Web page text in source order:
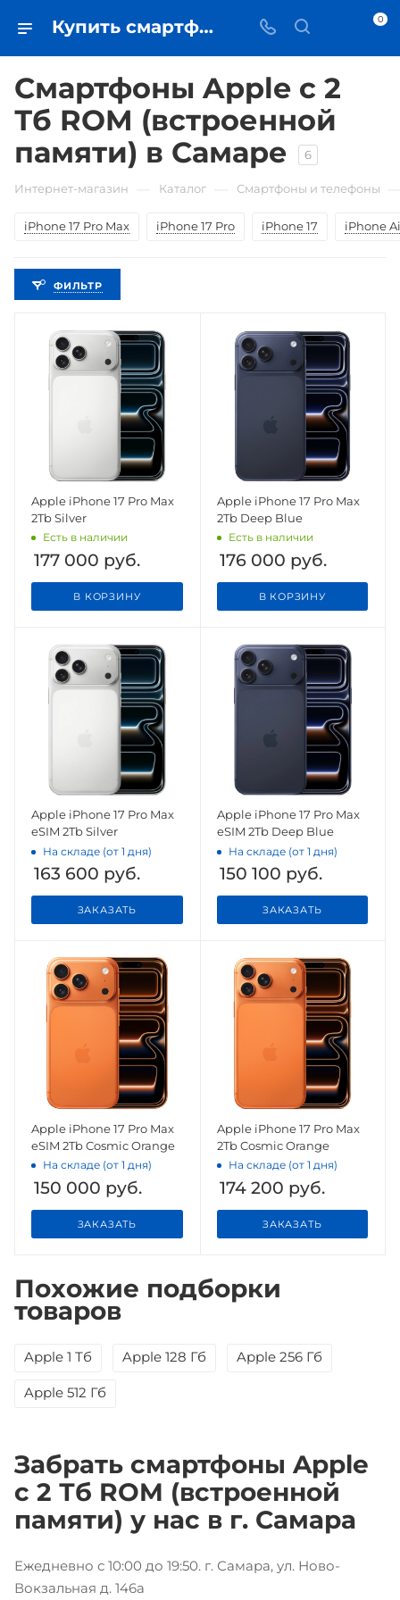
Купить смартфоны Apple с 2 Тб ROM (встроенной памяти) в Самаре - цена в iЧехол 0
Смартфоны Apple с 2
Тб ROM (встроенной
памяти) в Самаре
6
Интернет-магазин Каталог Смартфоны и телефоны
iPhone 17 Pro Max iPhone 17 Pro iPhone 17 iPhone
ФИЛЬТР
Apple iPhone 17 Pro Max
2Tb Silver
Есть в наличии
177 000 руб.
В КОРЗИНУ
Apple iPhone 17 Pro Max
2Tb Deep Blue
Есть в наличии
176 000 руб.
В КОРЗИНУ
Apple iPhone 17 Pro Max
eSIM 2Tb Silver
На складе (от 1 дня)
163 600 руб.
ЗАКАЗАТЬ
Apple iPhone 17 Pro Max
eSIM 2Tb Deep Blue
На складе (от 1 дня)
150 100 руб.
ЗАКАЗАТЬ
Apple iPhone 17 Pro Max
eSIM 2Tb Cosmic Orange
На складе (от 1 дня)
150 000 руб.
ЗАКАЗАТЬ
Apple iPhone 17 Pro Max
2Tb Cosmic Orange
На складе (от 1 дня)
174 200 руб.
ЗАКАЗАТЬ
Похожие подборки
товаров
Apple 1 Тб Apple 128 Гб Apple 256 Гб
Apple 512 Гб
Забрать смартфоны Apple
с 2 Тб ROM (встроенной
памяти) у нас в г. Самара
Ежедневно с 10:00 до 19:50. г. Самара, ул. Ново-
Вокзальная д. 146а